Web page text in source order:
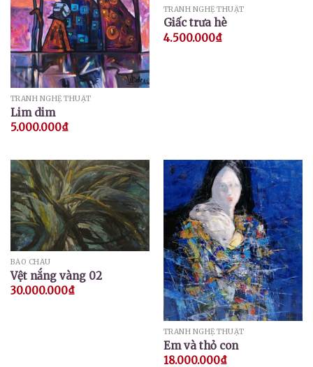
TRANH NGHỆ THUẬT
Lim dim
5.000.000₫
TRANH NGHỆ THUẬT
Giấc trưa hè
4.500.000₫
BẢO CHÂU
Vệt nắng vàng 02
30.000.000₫
TRANH NGHỆ THUẬT
Em và thỏ con
18.000.000₫